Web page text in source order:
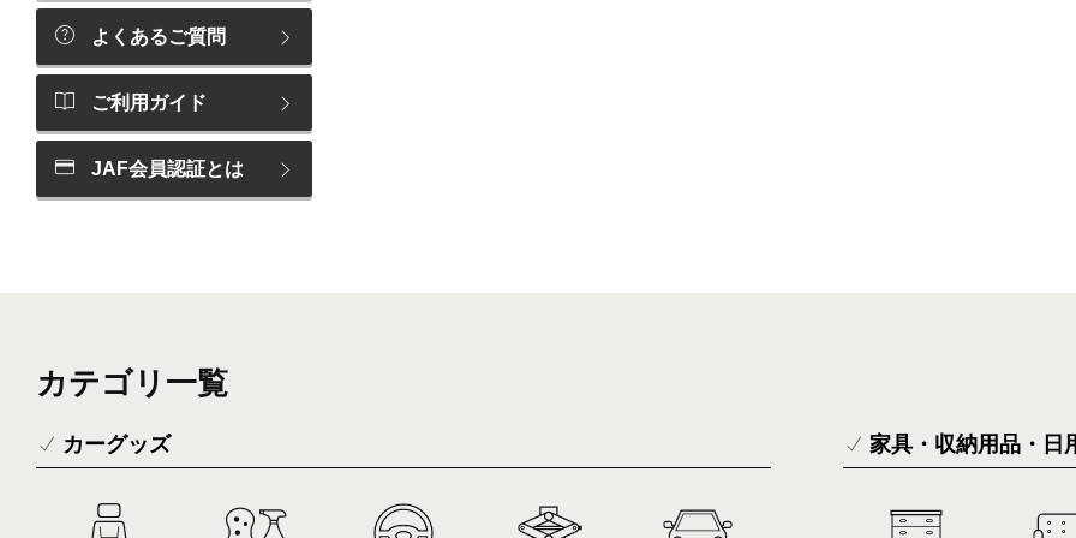
よくあるご質問
ご利用ガイド
JAF会員認証とは
カテゴリ一覧
カーグッズ 家具・収納用品・日